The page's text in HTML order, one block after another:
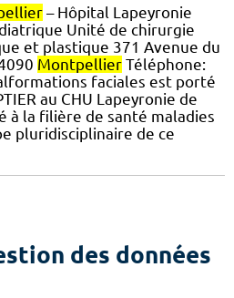
– Hôpital Lapeyronie
Unité de chirurgie
et plastique 371 Avenue du
Montpellier Téléphone:
faciales est porté
au CHU Lapeyronie de
à la filière de santé maladies
pluridisciplinaire de ce
des données